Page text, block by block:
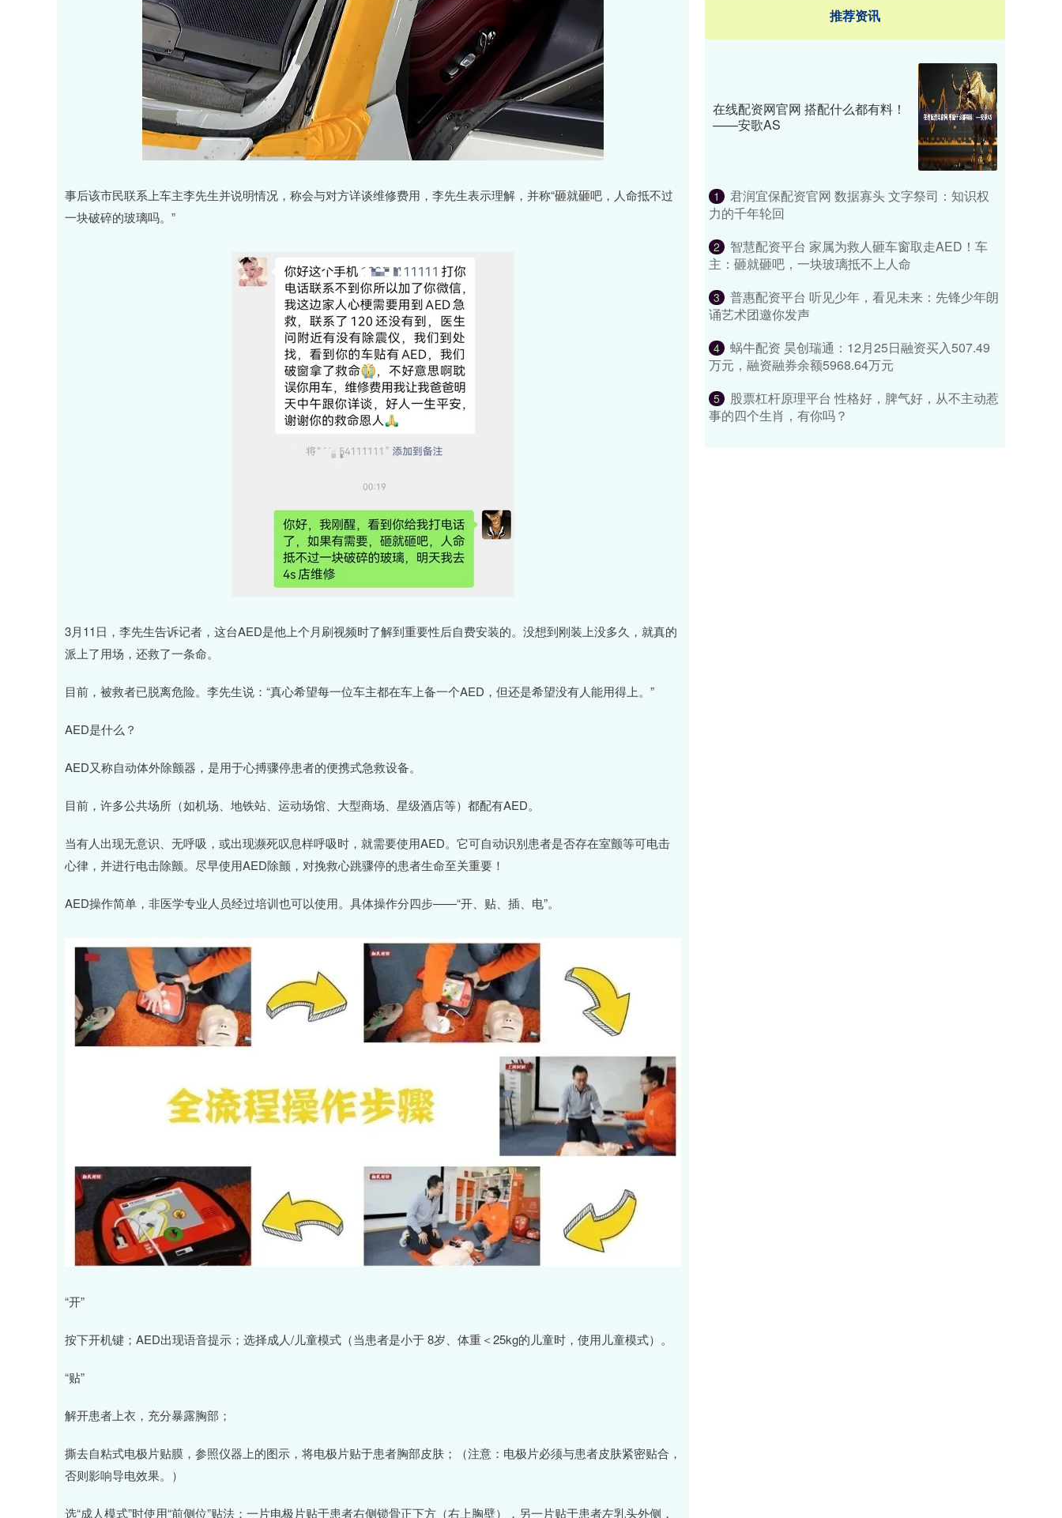
事后该市民联系上车主李先生并说明情况，称会与对方详谈维修费用，李先生表示理解，并称“砸就砸吧，人命抵不过
一块破碎的玻璃吗。”
3月11日，李先生告诉记者，这台AED是他上个月刷视频时了解到重要性后自费安装的。没想到刚装上没多久，就真的
派上了用场，还救了一条命。
目前，被救者已脱离危险。李先生说：“真心希望每一位车主都在车上备一个AED，但还是希望没有人能用得上。”
AED是什么？
AED又称自动体外除颤器，是用于心搏骤停患者的便携式急救设备。
目前，许多公共场所（如机场、地铁站、运动场馆、大型商场、星级酒店等）都配有AED。
当有人出现无意识、无呼吸，或出现濒死叹息样呼吸时，就需要使用AED。它可自动识别患者是否存在室颤等可电击
心律，并进行电击除颤。尽早使用AED除颤，对挽救心跳骤停的患者生命至关重要！
AED操作简单，非医学专业人员经过培训也可以使用。具体操作分四步——“开、贴、插、电”。
“开”
按下开机键；AED出现语音提示；选择成人/儿童模式（当患者是小于 8岁、体重＜25kg的儿童时，使用儿童模式）。
“贴”
解开患者上衣，充分暴露胸部；
撕去自粘式电极片贴膜，参照仪器上的图示，将电极片贴于患者胸部皮肤；（注意：电极片必须与患者皮肤紧密贴合，
否则影响导电效果。）
选“成人模式”时使用“前侧位”贴法：一片电极片贴于患者右侧锁骨正下方（右上胸壁），另一片贴于患者左乳头外侧，
推荐资讯
在线配资网官网 搭配什么都有料！
——安歌AS
1
君润宜保配资官网 数据寡头 文字祭司：知识权
力的千年轮回
2
智慧配资平台 家属为救人砸车窗取走AED！车
主：砸就砸吧，一块玻璃抵不上人命
3
普惠配资平台 听见少年，看见未来：先锋少年朗
诵艺术团邀你发声
4
蜗牛配资 昊创瑞通：12月25日融资买入507.49
万元，融资融券余额5968.64万元
5
股票杠杆原理平台 性格好，脾气好，从不主动惹
事的四个生肖，有你吗？